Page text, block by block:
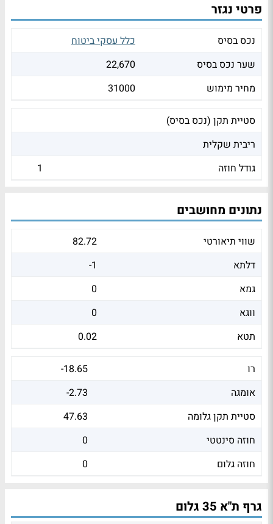
פרטי נגזר
נכס בסיס
כלל עסקי ביטוח
שער נכס בסיס
22,670
מחיר מימוש
31000
סטיית תקן (נכס בסיס)
ריבית שקלית
גודל חוזה
1
נתונים מחושבים
שווי תיאורטי
82.72
דלתא
-1
גמא
0
ווגא
0
תטא
0.02
רו
-18.65
אומגה
-2.73
סטיית תקן גלומה
47.63
חוזה סינטטי
0
חוזה גלום
0
גרף ת"א 35 גלום